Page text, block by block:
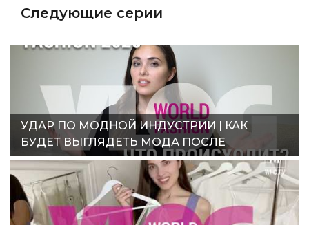
Следующие серии
УДАР ПО МОДНОЙ ИНДУСТРИИ | КАК
БУДЕТ ВЫГЛЯДЕТЬ МОДА ПОСЛЕ
ЛОКДАУНА?"